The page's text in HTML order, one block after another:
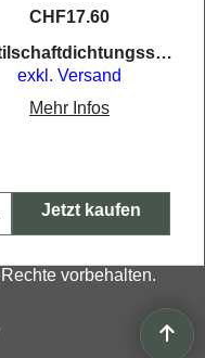
CHF17.60
ventilschaftdichtungssatz
exkl. Versand
Mehr Infos
Jetzt kaufen
vorbehalten.